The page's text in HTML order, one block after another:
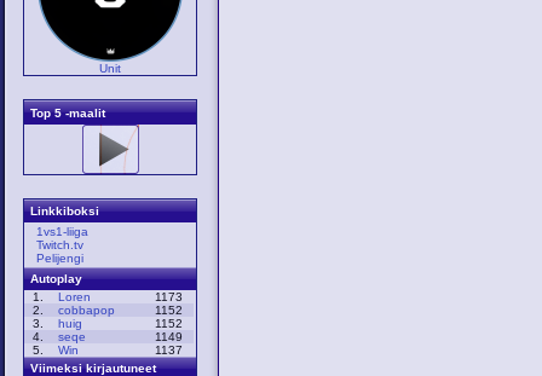
Unit
Top 5 -maalit
Linkkiboksi
1vs1-liiga
Twitch.tv
Pelijengi
Autoplay
1.
Loren
1173
2.
cobbapop
1152
3.
huig
1152
4.
seqe
1149
5.
Win
1137
Viimeksi kirjautuneet